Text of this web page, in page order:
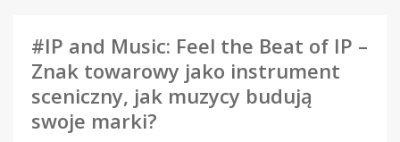
#IP and Music: Feel the Beat of IP –
Znak towarowy jako instrument
sceniczny, jak muzycy budują
swoje marki?